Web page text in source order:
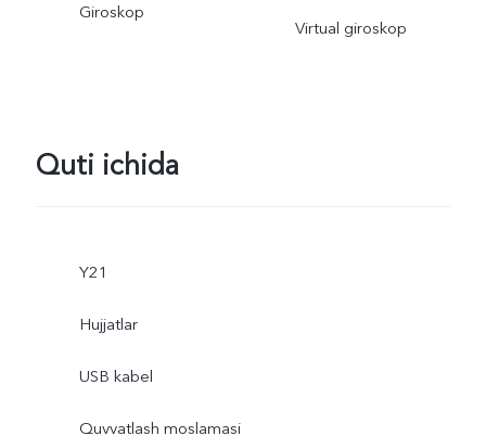
Giroskop
Virtual giroskop
Quti ichida
Y21
Hujjatlar
USB kabel
Quvvatlash moslamasi